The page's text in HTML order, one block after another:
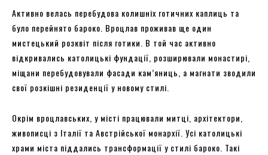
Активно велась перебудова колишніх готичних каплиць та
було перейнято бароко. Вроцлав проживав ще один
мистецький розквіт після готики. В той час активно
відкривались католицькі фундації, розширювали монастирі,
міщани перебудовували фасади кам’яниць, а магнати зводили
свої розкішні резиденції у новому стилі.
Окрім вроцлавських, у місті працювали митці, архітектори,
живописці з Італії та Австрійської монархії. Усі католицькі
храми міста піддались трансформації у стилі бароко. Такі